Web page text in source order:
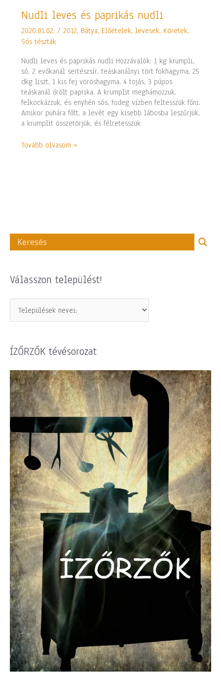
Nudli leves és paprikás nudli
2020.01.02. /2012, Bátya, Előételek, levesek, Köretek,
Sós tészták
Nudli leves és paprikás nudli Hozzávalók: 1 kg krumpli,
só, 2 evőkanál sertészsír, teáskanálnyi tört fokhagyma, 25
dkg liszt, 1 kis fej vöröshagyma, 4 tojás, 3 púpos
teáskanál őrölt paprika. A krumplit meghámozzuk,
felkockázzuk, és enyhén sós, hideg vízben feltesszük főni.
Amikor puhára főtt, a levét egy kisebb lábosba leszűrjük,
a krumplit összetörjük, és félretesszük
Nudli
és
paprikás
Tovább olvasom »
Válasszon települést!
ÍZŐRZŐK tévésorozat